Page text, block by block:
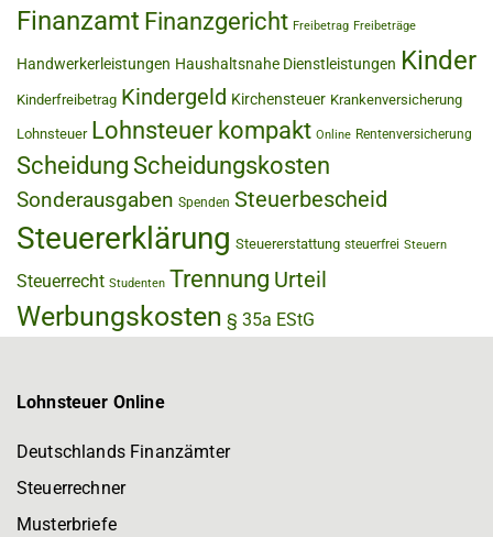
Finanzamt Finanzgericht Freibetrag Freibeträge
Handwerkerleistungen Haushaltsnahe Dienstleistungen Kinder
Kinderfreibetrag Kindergeld Kirchensteuer Krankenversicherung
Lohnsteuer Lohnsteuer kompakt Online Rentenversicherung
Scheidung Scheidungskosten
Sonderausgaben Spenden Steuerbescheid
Steuererklärung Steuererstattung steuerfrei Steuern
Steuerrecht Studenten Trennung Urteil
Werbungskosten § 35a EStG
Lohnsteuer Online
Deutschlands Finanzämter
Steuerrechner
Musterbriefe